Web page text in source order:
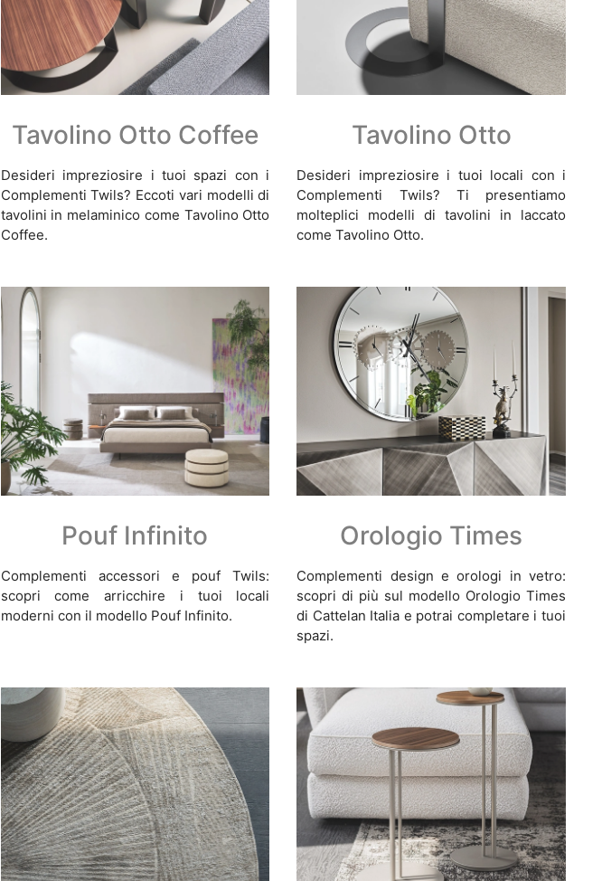
Tavolino Otto Coffee
Desideri impreziosire i tuoi spazi con i
Complementi Twils? Eccoti vari modelli di
tavolini in melaminico come Tavolino Otto
Coffee.
Tavolino Otto
Desideri impreziosire i tuoi locali con i
Complementi Twils? Ti presentiamo
molteplici modelli di tavolini in laccato
come Tavolino Otto.
Pouf Infinito
Complementi accessori e pouf Twils:
scopri come arricchire i tuoi locali
moderni con il modello Pouf Infinito.
Orologio Times
Complementi design e orologi in vetro:
scopri di più sul modello Orologio Times
di Cattelan Italia e potrai completare i tuoi
spazi.